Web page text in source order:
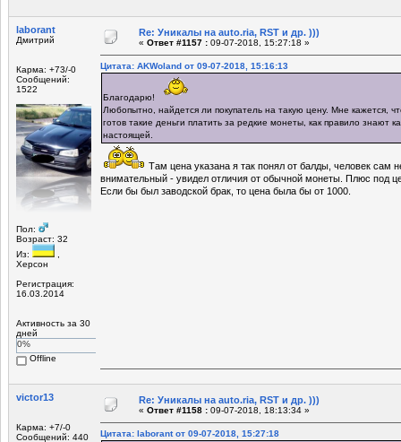
laborant
Дмитрий
Карма: +73/-0
Сообщений:
1522
Пол:
Возраст: 32
Из:
Херсон
Регистрация:
16.03.2014
Активность за 30
дней
0%
Offline
Re: Уникалы на auto.ria, RST и др. )))
« Ответ #1157 : 09-07-2018, 15:27:18 »
Цитата: AKWoland от 09-07-2018, 15:16:13
Благодарю!
Любопытно, найдется ли покупатель на такую цену. Мне кажется,
готов такие деньги платить за редкие монеты, как правило знают
настоящей.
Там цена указана я так понял от балды, человек сам
внимательный - увидел отличия от обычной монеты. Плюс под
Если бы был заводской брак, то цена была бы от 1000.
victor13
Карма: +7/-0
Сообщений: 440
Re: Уникалы на auto.ria, RST и др. )))
« Ответ #1158 : 09-07-2018, 18:13:34 »
Цитата: laborant от 09-07-2018, 15:27:18